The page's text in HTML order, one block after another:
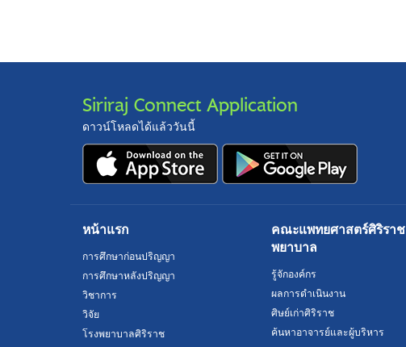
Siriraj Connect Application
ดาวน์โหลดได้แล้ววันนี้
หน้าแรก
การศึกษาก่อนปริญญา
การศึกษาหลังปริญญา
วิชาการ
วิจัย
โรงพยาบาลศิริราช
คณะแพทยศาสตร์ศิริราช
พยาบาล
รู้จักองค์กร
ผลการดำเนินงาน
ศิษย์เก่าศิริราช
ค้นหาอาจารย์และผู้บริหาร